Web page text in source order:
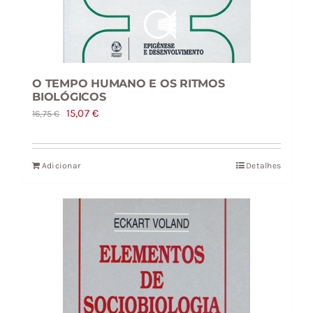
O TEMPO HUMANO E OS RITMOS
BIOLÓGICOS
16,75€
O
original
era:
15,07€O
atual
Adicionar Detalhes